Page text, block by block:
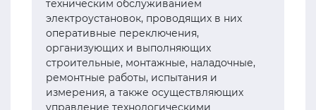
техническим обслуживанием
электроустановок, проводящих в них
оперативные переключения,
организующих и выполняющих
строительные, монтажные, наладочные,
ремонтные работы, испытания и
измерения, а также осуществляющих
управление технологическими